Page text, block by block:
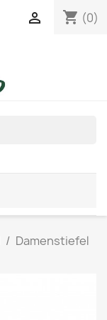
shopping_cart (0)

Damenstiefel